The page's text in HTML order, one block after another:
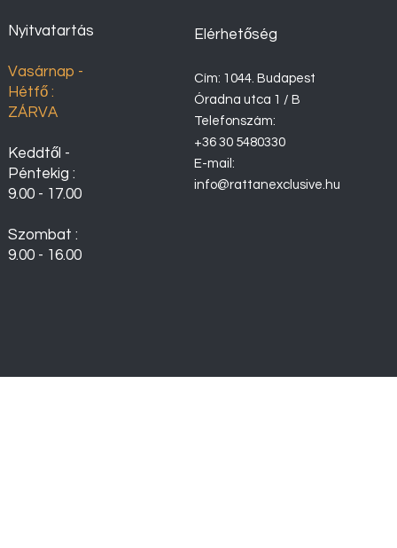
Nyitvatartás
Vasárnap -
Hétfő :
ZÁRVA
Keddtől -
Péntekig :
9.00 - 17.00
Szombat :
9.00 - 16.00
Elérhetőség
Cím: 1044. Budapest
Óradna utca 1 / B
Telefonszám:
+36 30 5480330
E-mail:
info@rattanexclusive.hu